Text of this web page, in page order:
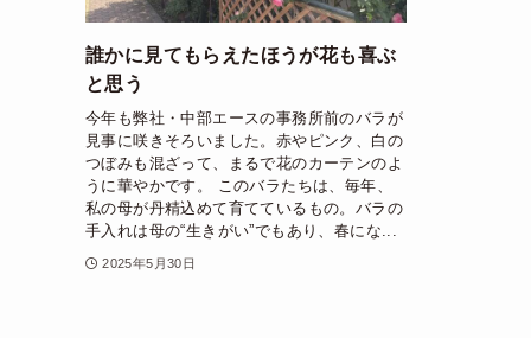
誰かに見てもらえたほうが花も喜ぶ
と思う
今年も弊社・中部エースの事務所前のバラが
見事に咲きそろいました。赤やピンク、白の
つぼみも混ざって、まるで花のカーテンのよ
うに華やかです。 このバラたちは、毎年、
私の母が丹精込めて育てているもの。バラの
手入れは母の“生きがい”でもあり、春にな...
2025年5月30日